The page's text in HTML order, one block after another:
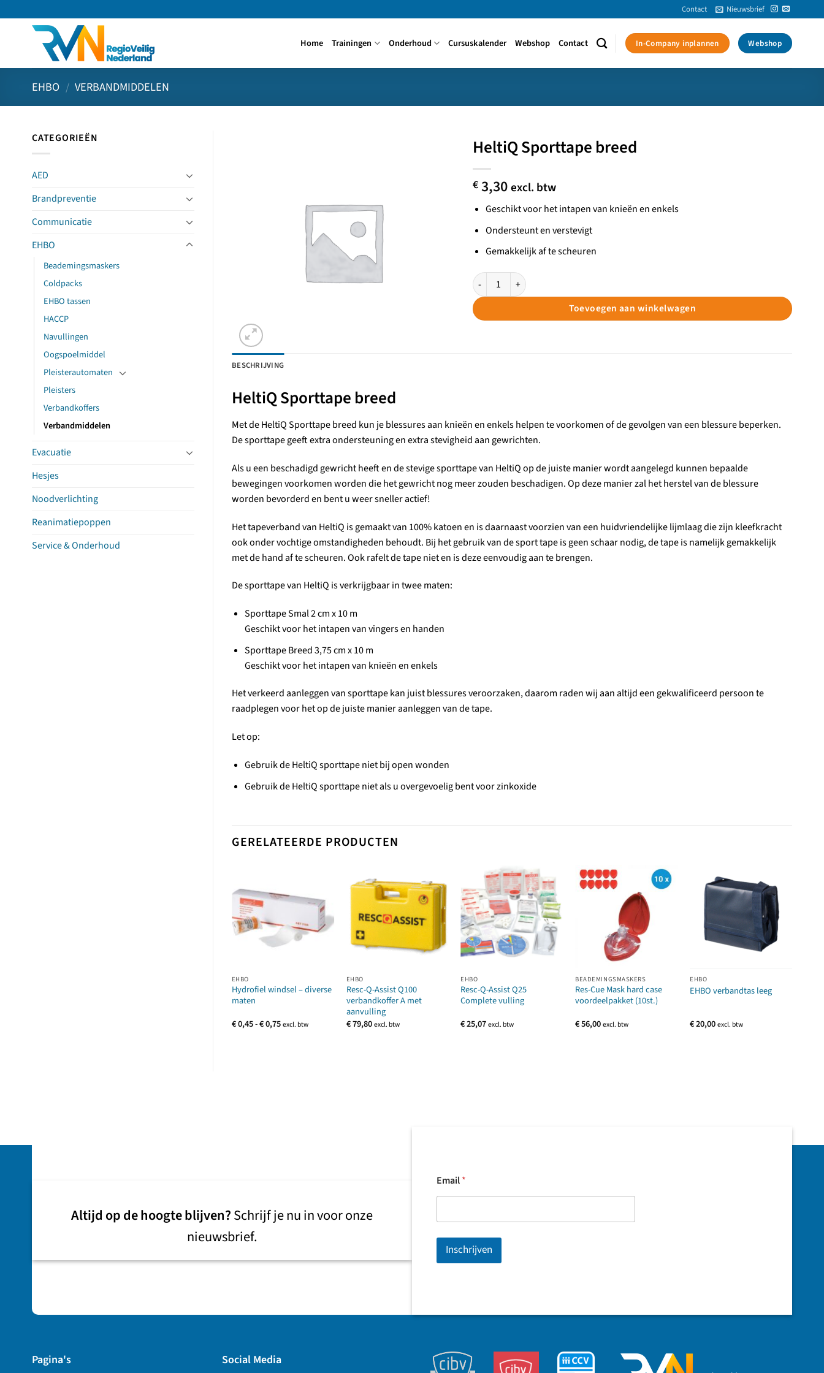
naar
Contact Nieuwsbrief
Home Trainingen Onderhoud Cursuskalender Webshop Contact In-Company inplannen Webshop
EHBO / VERBANDMIDDELEN
CATEGORIEËN
AED
Brandpreventie
Communicatie
EHBO
Beademingsmaskers
Coldpacks
EHBO tassen
HACCP
Navullingen
Oogspoelmiddel
Pleisterautomaten
Pleisters
Verbandkoffers
Verbandmiddelen
Evacuatie
Hesjes
Noodverlichting
Reanimatiepoppen
Service & Onderhoud
HeltiQ Sporttape breed
€ 3,30excl. btw
Geschikt voor het intapen van knieën en enkels
Ondersteunt en verstevigt
Gemakkelijk af te scheuren
HeltiQ Sporttape breed aantal
Toevoegen aan winkelwagen
BESCHRIJVING
HeltiQ Sporttape breed
Met de HeltiQ Sporttape breed kun je blessures aan knieën en enkels helpen te voorkomen of de gevolgen van een blessure beperken.
De sporttape geeft extra ondersteuning en extra stevigheid aan gewrichten.
Als u een beschadigd gewricht heeft en de stevige sporttape van HeltiQ op de juiste manier wordt aangelegd kunnen bepaalde
bewegingen voorkomen worden die het gewricht nog meer zouden beschadigen. Op deze manier zal het herstel van de blessure
worden bevorderd en bent u weer sneller actief!
Het tapeverband van HeltiQ is gemaakt van 100% katoen en is daarnaast voorzien van een huidvriendelijke lijmlaag die zijn kleefkracht
ook onder vochtige omstandigheden behoudt. Bij het gebruik van de sport tape is geen schaar nodig, de tape is namelijk gemakkelijk
met de hand af te scheuren. Ook rafelt de tape niet en is deze eenvoudig aan te brengen.
De sporttape van HeltiQ is verkrijgbaar in twee maten:
Sporttape Smal 2 cm x 10 m
Geschikt voor het intapen van vingers en handen
Sporttape Breed 3,75 cm x 10 m
Geschikt voor het intapen van knieën en enkels
Het verkeerd aanleggen van sporttape kan juist blessures veroorzaken, daarom raden wij aan altijd een gekwalificeerd persoon te
raadplegen voor het op de juiste manier aanleggen van de tape.
Let op:
Gebruik de HeltiQ sporttape niet bij open wonden
Gebruik de HeltiQ sporttape niet als u overgevoelig bent voor zinkoxide
GERELATEERDE PRODUCTEN
EHBO
Hydrofiel windsel – diverse
maten
€0,45-€0,75Prijsklasse:
€ 0,45
excl. btw
EHBO
Resc-Q-Assist Q100
verbandkoffer A met
aanvulling
€79,80 excl. btw
EHBO
Resc-Q-Assist Q25
Complete vulling
€25,07excl. btw
BEADEMINGSMASKERS
Res-Cue Mask hard case
voordeelpakket (10st.)
€56,00excl. btw
EHBO
EHBO verbandtas leeg
€20,00excl. btw
Altijd op de hoogte blijven?Schrijf je nu in voor onze
nieuwsbrief.
Email*
Inschrijven
Pagina's Social Media